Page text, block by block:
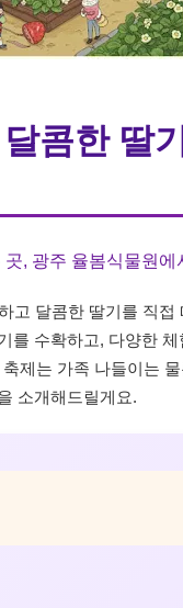
콤한 딸
, 광주 율봄식물원
고 달콤한 딸기를 직
를 수확하고, 다양한
제는 가족 나들이는
소개해드릴게요.